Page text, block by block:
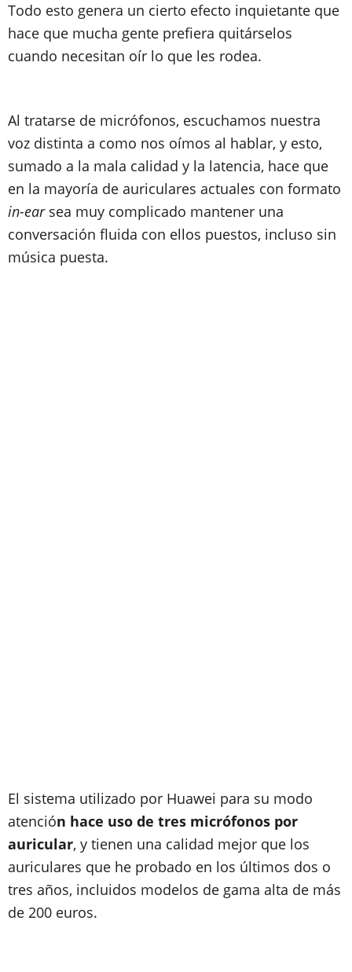
Todo esto genera un cierto efecto inquietante que
hace que mucha gente prefiera quitárselos
cuando necesitan oír lo que les rodea.
Al tratarse de micrófonos, escuchamos nuestra
voz distinta a como nos oímos al hablar, y esto,
sumado a la mala calidad y la latencia, hace que
en la mayoría de auriculares actuales con formato
in-earsea muy complicado mantener una
conversación fluida con ellos puestos, incluso sin
música puesta.
El sistema utilizado por Huawei para su modo
atención hace uso de tres micrófonos por
auricular, y tienen una calidad mejor que los
auriculares que he probado en los últimos dos o
tres años, incluidos modelos de gama alta de más
de 200 euros.